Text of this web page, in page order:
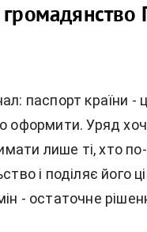
паспорт країни -
оформити. Уряд
лише ті, хто
і поділяє його
- остаточне